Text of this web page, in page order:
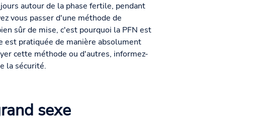
autour de la phase fertile, pendant
vous passer d'une méthode de
sûr de mise, c'est pourquoi la PFN est
est pratiquée de manière absolument
cette méthode ou d'autres, informez-
la sécurité.
sexe